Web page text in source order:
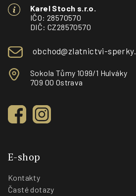
Karel Stoch s.r.o.
IČO: 28570570
DIČ: CZ28570570
obchod@zlatnictvi-
Sokola Tůmy 1099/1 Hulváky
709 00 Ostrava
E-shop
Kontakty
Časté dotazy